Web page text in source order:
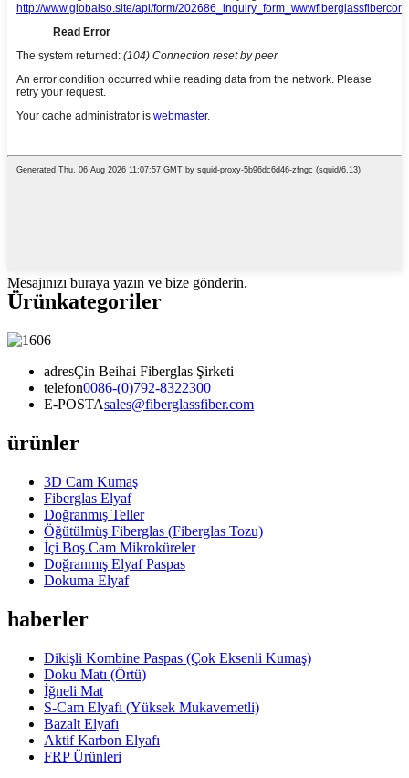
Mesajınızı buraya yazın ve bize gönderin.
Ürünkategoriler
adresÇin Beihai Fiberglas Şirketi
telefon0086-(0)792-8322300
E-POSTAsales@fiberglassfiber.com
ürünler
3D Cam Kumaş
Fiberglas Elyaf
Doğranmış Teller
Öğütülmüş Fiberglas (Fiberglas Tozu)
İçi Boş Cam Mikroküreler
Doğranmış Elyaf Paspas
Dokuma Elyaf
haberler
Dikişli Kombine Paspas (Çok Eksenli Kumaş)
Doku Matı (Örtü)
İğneli Mat
S-Cam Elyafı (Yüksek Mukavemetli)
Bazalt Elyafı
Aktif Karbon Elyafı
FRP Ürünleri